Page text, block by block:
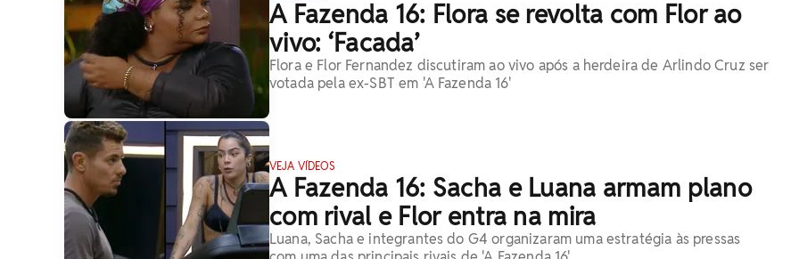
A Fazenda 16: Flora se revolta com Flor ao
vivo: ‘Facada’
Flora e Flor Fernandez discutiram ao vivo após a herdeira de Arlindo Cruz ser
votada pela ex-SBT em 'A Fazenda 16'
VEJA VÍDEOS
A Fazenda 16: Sacha e Luana armam plano
com rival e Flor entra na mira
Luana, Sacha e integrantes do G4 organizaram uma estratégia às pressas